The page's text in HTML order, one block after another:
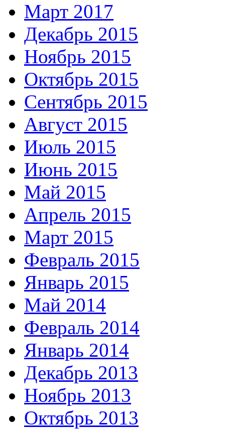
Март 2017
Декабрь 2015
Ноябрь 2015
Октябрь 2015
Сентябрь 2015
Август 2015
Июль 2015
Июнь 2015
Май 2015
Апрель 2015
Март 2015
Февраль 2015
Январь 2015
Май 2014
Февраль 2014
Январь 2014
Декабрь 2013
Ноябрь 2013
Октябрь 2013